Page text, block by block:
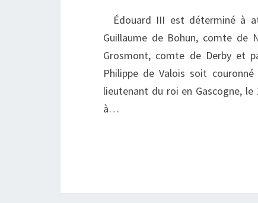
Édouard III est déterminé à
Guillaume de Bohun, comte de
Grosmont, comte de Derby et
Philippe de Valois soit
lieutenant du roi en Gascogne,
à…